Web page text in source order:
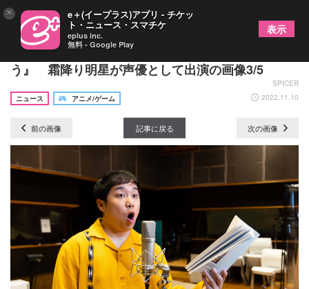
『映画かいけつゾロリ ラララ♪スターたんじょ
う』 霜降り明星が声優として出演の画像3/5
SPICER
ニュース
アニメ/ゲーム 2022.11.10
前の画像 記事に戻る 次の画像
× e＋(イープラス)アプリ - チケッ
ト・ニュース・スマチケ
eplus inc.
無料 - Google Play
表示